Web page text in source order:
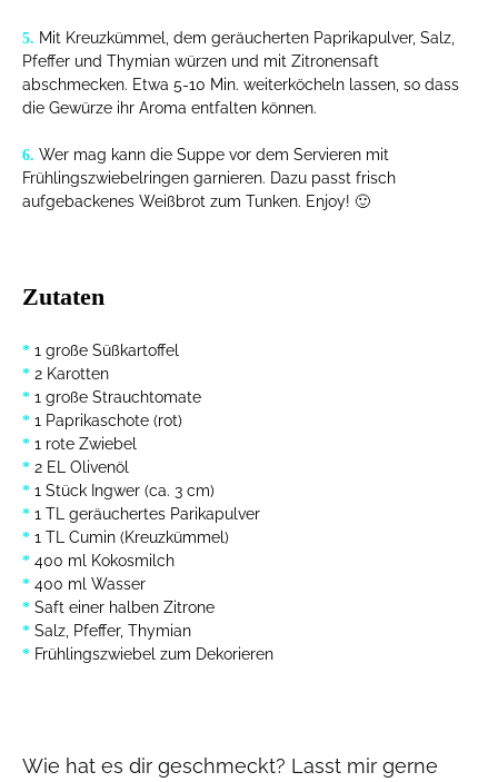
5. Mit Kreuzkümmel, dem geräucherten Paprikapulver, Salz,
Pfeffer und Thymian würzen und mit Zitronensaft
abschmecken. Etwa 5-10 Min. weiterköcheln lassen, so dass
die Gewürze ihr Aroma entfalten können.
6. Wer mag kann die Suppe vor dem Servieren mit
Frühlingszwiebelringen garnieren. Dazu passt frisch
aufgebackenes Weißbrot zum Tunken. Enjoy! 🙂
Zutaten
* 1 große Süßkartoffel
* 2 Karotten
* 1 große Strauchtomate
* 1 Paprikaschote (rot)
* 1 rote Zwiebel
* 2 EL Olivenöl
* 1 Stück Ingwer (ca. 3 cm)
* 1 TL geräuchertes Parikapulver
* 1 TL Cumin (Kreuzkümmel)
* 400 ml Kokosmilch
* 400 ml Wasser
* Saft einer halben Zitrone
* Salz, Pfeffer, Thymian
* Frühlingszwiebel zum Dekorieren
Wie hat es dir geschmeckt? Lasst mir gerne